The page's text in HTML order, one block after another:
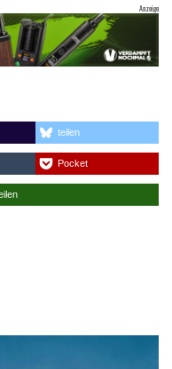
teilen
Pocket